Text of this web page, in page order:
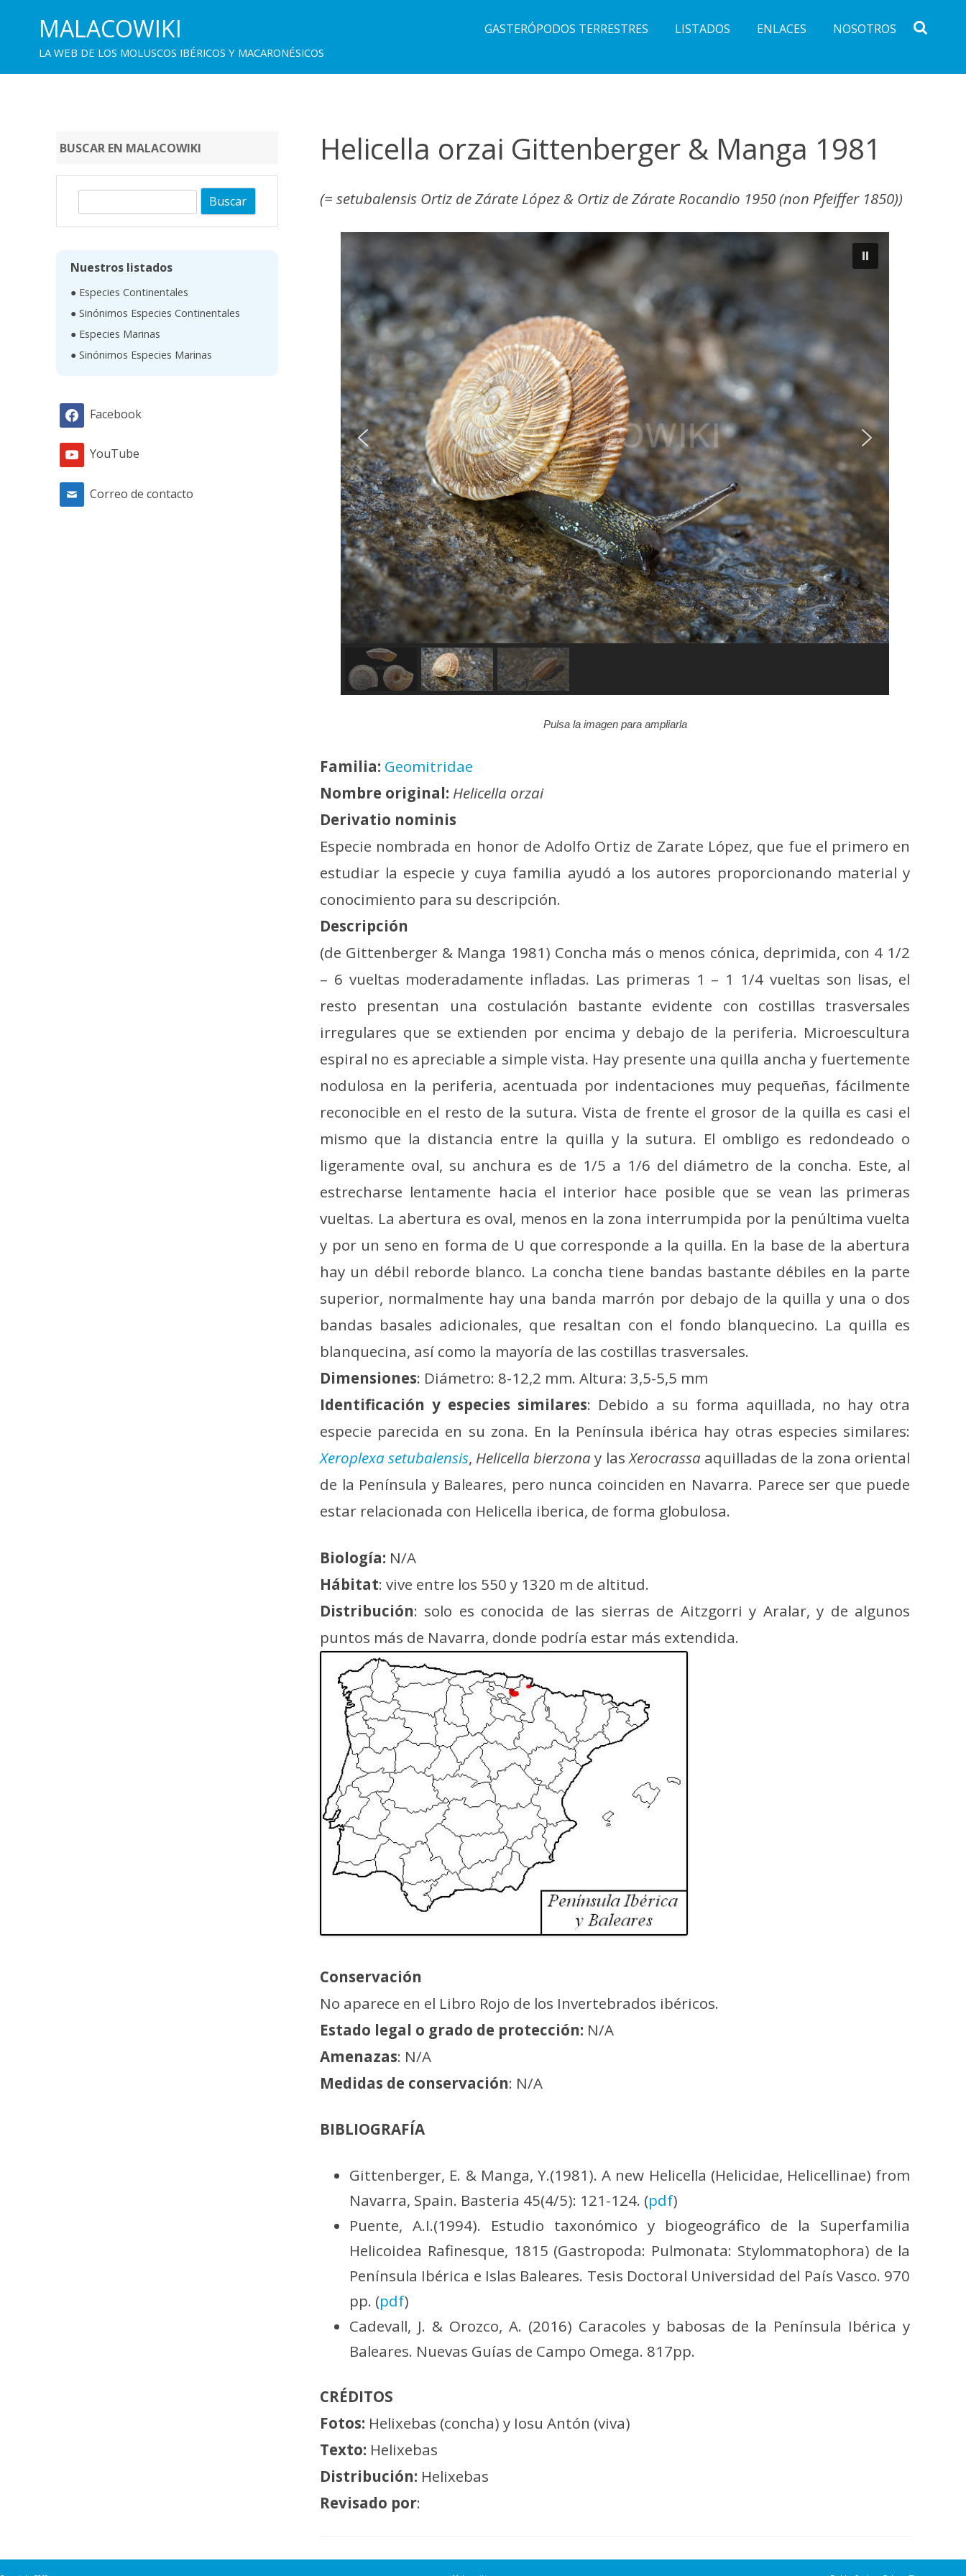
MALACOWIKI
LA WEB DE LOS MOLUSCOS IBÉRICOS Y MACARONÉSICOS
GASTERÓPODOS TERRESTRES LISTADOS ENLACES NOSOTROS
Helicella orzai Gittenberger & Manga 1981
(= setubalensis Ortiz de Zárate López & Ortiz de Zárate Rocandio 1950 (non Pfeiffer 1850))
Pulsa la imagen para ampliarla
Familia: Geomitridae
Nombre original: Helicella orzai
Derivatio nominis
Especie nombrada en honor de Adolfo Ortiz de Zarate López, que fue el primero en
estudiar la especie y cuya familia ayudó a los autores proporcionando material y
conocimiento para su descripción.
Descripción
(de Gittenberger & Manga 1981) Concha más o menos cónica, deprimida, con 4 1/2
– 6 vueltas moderadamente infladas. Las primeras 1 – 1 1/4 vueltas son lisas, el
resto presentan una costulación bastante evidente con costillas trasversales
irregulares que se extienden por encima y debajo de la periferia. Microescultura
espiral no es apreciable a simple vista. Hay presente una quilla ancha y fuertemente
nodulosa en la periferia, acentuada por indentaciones muy pequeñas, fácilmente
reconocible en el resto de la sutura. Vista de frente el grosor de la quilla es casi el
mismo que la distancia entre la quilla y la sutura. El ombligo es redondeado o
ligeramente oval, su anchura es de 1/5 a 1/6 del diámetro de la concha. Este, al
estrecharse lentamente hacia el interior hace posible que se vean las primeras
vueltas. La abertura es oval, menos en la zona interrumpida por la penúltima vuelta
y por un seno en forma de U que corresponde a la quilla. En la base de la abertura
hay un débil reborde blanco. La concha tiene bandas bastante débiles en la parte
superior, normalmente hay una banda marrón por debajo de la quilla y una o dos
bandas basales adicionales, que resaltan con el fondo blanquecino. La quilla es
blanquecina, así como la mayoría de las costillas trasversales.
Dimensiones: Diámetro: 8-12,2 mm. Altura: 3,5-5,5 mm
Identificación y especies similares: Debido a su forma aquillada, no hay otra
especie parecida en su zona. En la Península ibérica hay otras especies similares:
Xeroplexa setubalensis, Helicella bierzona y lasXerocrassa aquilladas de la zona oriental
de la Península y Baleares, pero nunca coinciden en Navarra. Parece ser que puede
estar relacionada con Helicella iberica, de forma globulosa.
Biología: N/A
Hábitat: vive entre los 550 y 1320 m de altitud.
Distribución: solo es conocida de las sierras de Aitzgorri y Aralar, y de algunos
puntos más de Navarra, donde podría estar más extendida.
Conservación
No aparece en el Libro Rojo de los Invertebrados ibéricos.
Estado legal o grado de protección: N/A
Amenazas: N/A
Medidas de conservación: N/A
BIBLIOGRAFÍA
Gittenberger, E. & Manga, Y.(1981). A new Helicella (Helicidae, Helicellinae) from
Navarra, Spain. Basteria 45(4/5): 121-124. (pdf)
Puente, A.I.(1994). Estudio taxonómico y biogeográfico de la Superfamilia
Helicoidea Rafinesque, 1815 (Gastropoda: Pulmonata: Stylommatophora) de la
Península Ibérica e Islas Baleares. Tesis Doctoral Universidad del País Vasco. 970
pp. (pdf)
Cadevall, J. & Orozco, A. (2016) Caracoles y babosas de la Península Ibérica y
Baleares. Nuevas Guías de Campo Omega. 817pp.
CRÉDITOS
Fotos: Helixebas (concha) y Iosu Antón (viva)
Texto: Helixebas
Distribución: Helixebas
Revisado por:
BUSCAR EN MALACOWIKI
Nuestros listados
● Especies Continentales
● Sinónimos Especies Continentales
● Especies Marinas
● Sinónimos Especies Marinas
Facebook
YouTube
Correo de contacto